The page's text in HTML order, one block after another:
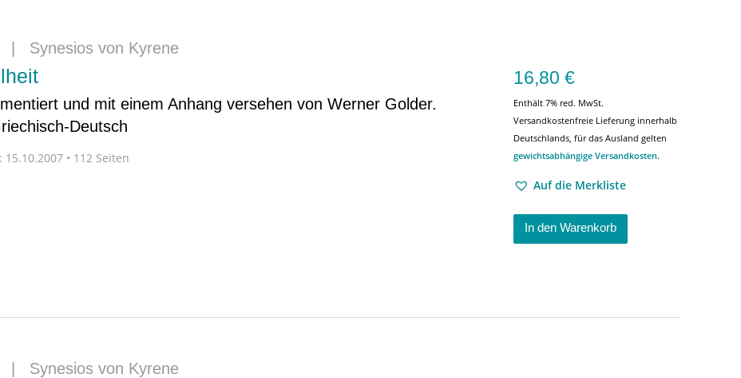
Synesios von Kyrene
und mit einem Anhang versehen von Werner Golder.
Deutsch
15.10.2007 • 112 Seiten
16,80 €
Enthält 7% red. MwSt.
Versandkostenfreie Lieferung innerhalb
Deutschlands, für das Ausland gelten
gewichtsabhängige Versandkosten.
Auf die Merkliste
In den Warenkorb
Synesios von Kyrene